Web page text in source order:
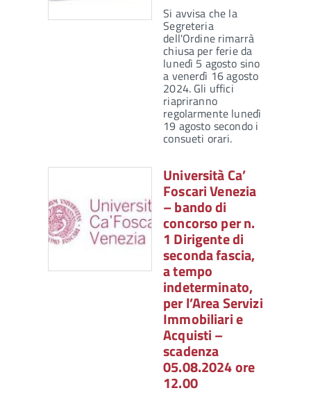
Si avvisa che la
Segreteria
dell'Ordine rimarrà
chiusa per ferie da
lunedì 5 agosto sino
a venerdì 16 agosto
2024. Gli uffici
riapriranno
regolarmente lunedì
19 agosto secondo i
consueti orari.
Università Ca’
Foscari Venezia
– bando di
concorso per n.
1 Dirigente di
seconda fascia,
a tempo
indeterminato,
per l’Area Servizi
Immobiliari e
Acquisti –
scadenza
05.08.2024 ore
12.00